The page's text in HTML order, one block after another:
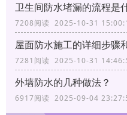
卫生间防水堵漏的流程是
7208阅读 2025-10-31
屋面防水施工的详细步骤
7281阅读 2025-10-31
外墙防水的几种做法？
6917阅读 2025-09-04